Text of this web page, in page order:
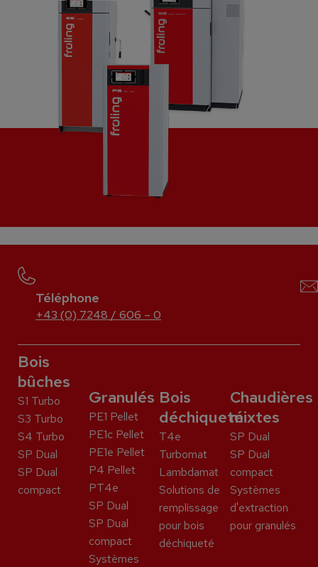
Téléphone
+43 (0) 7248 / 606 – 0
Bois
bûches
S1 Turbo
S3 Turbo
S4 Turbo
SP Dual
SP Dual
compact
Granulés
PE1 Pellet
PE1c Pellet
PE1e Pellet
P4 Pellet
PT4e
SP Dual
SP Dual
compact
Systèmes
Bois
déchiqueté
T4e
Turbomat
Lambdamat
Solutions de
remplissage
pour bois
déchiqueté
Chaudières
mixtes
SP Dual
SP Dual
compact
Systèmes
d'extraction
pour granulés